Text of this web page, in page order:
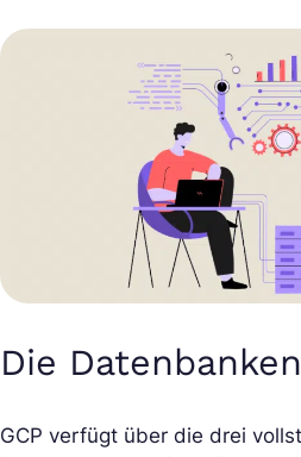
Die Datenbanken
GCP verfügt über die drei